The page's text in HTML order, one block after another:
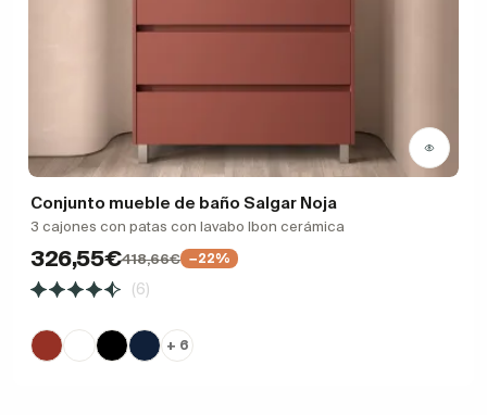
Conjunto mueble de baño Salgar Noja
3 cajones con patas con lavabo Ibon cerámica
326,55€418,66€ −22%
(6)
+ 6